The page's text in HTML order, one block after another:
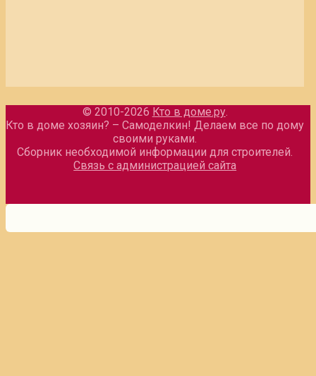
© 2010-2026 Кто в доме.ру.
Кто в доме хозяин? – Самоделкин! Делаем все по дому
своими руками.
Сборник необходимой информации для строителей.
Связь с администрацией сайта